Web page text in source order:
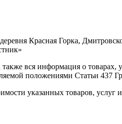
Красная Горка,
вся информация о
положениями Статьи 437
указанных товаров,